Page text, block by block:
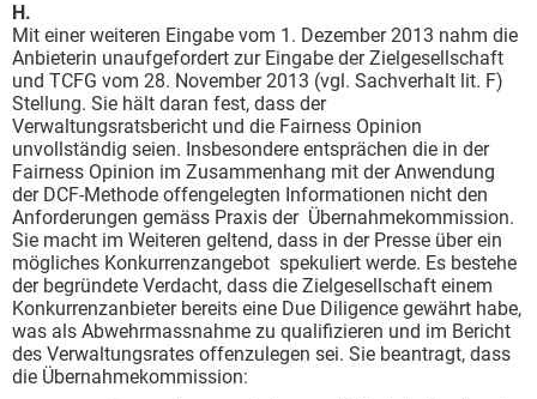
H.
Mit einer weiteren Eingabe vom 1. Dezember 2013 nahm die
Anbieterin unaufgefordert zur Eingabe der Zielgesellschaft
und TCFG vom 28. November 2013 (vgl. Sachverhalt lit. F)
Stellung. Sie hält daran fest, dass der
Verwaltungsratsbericht und die Fairness Opinion
unvollständig seien. Insbesondere entsprächen die in der
Fairness Opinion im Zusammenhang mit der Anwendung
der DCF-Methode offengelegten Informationen nicht den
Anforderungen gemäss Praxis der Übernahmekommission.
Sie macht im Weiteren geltend, dass in der Presse über ein
mögliches Konkurrenzangebot spekuliert werde. Es bestehe
der begründete Verdacht, dass die Zielgesellschaft einem
Konkurrenzanbieter bereits eine Due Diligence gewährt habe,
was als Abwehrmassnahme zu qualifizieren und im Bericht
des Verwaltungsrates offenzulegen sei. Sie beantragt, dass
die Übernahmekommission: